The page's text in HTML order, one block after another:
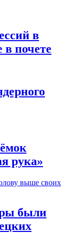
в
почете
рука»
были